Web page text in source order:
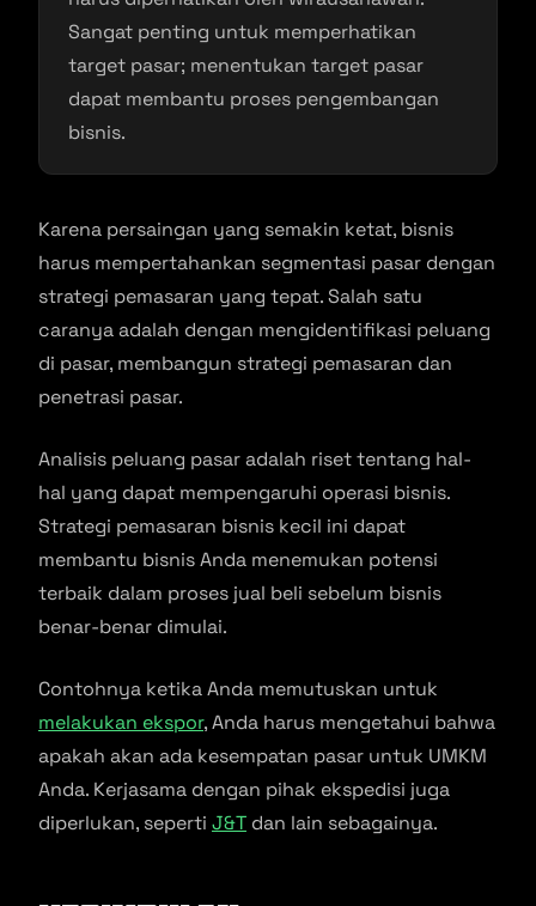
Sangat penting untuk memperhatikan
target pasar; menentukan target pasar
dapat membantu proses pengembangan
bisnis.
Karena persaingan yang semakin ketat, bisnis
harus mempertahankan segmentasi pasar dengan
strategi pemasaran yang tepat. Salah satu
caranya adalah dengan mengidentifikasi peluang
di pasar, membangun strategi pemasaran dan
penetrasi pasar.
Analisis peluang pasar adalah riset tentang hal-
hal yang dapat mempengaruhi operasi bisnis.
Strategi pemasaran bisnis kecil ini dapat
membantu bisnis Anda menemukan potensi
terbaik dalam proses jual beli sebelum bisnis
benar-benar dimulai.
Contohnya ketika Anda memutuskan untuk
melakukan ekspor, Anda harus mengetahui bahwa
apakah akan ada kesempatan pasar untuk UMKM
Anda. Kerjasama dengan pihak ekspedisi juga
diperlukan, seperti J&T dan lain sebagainya.